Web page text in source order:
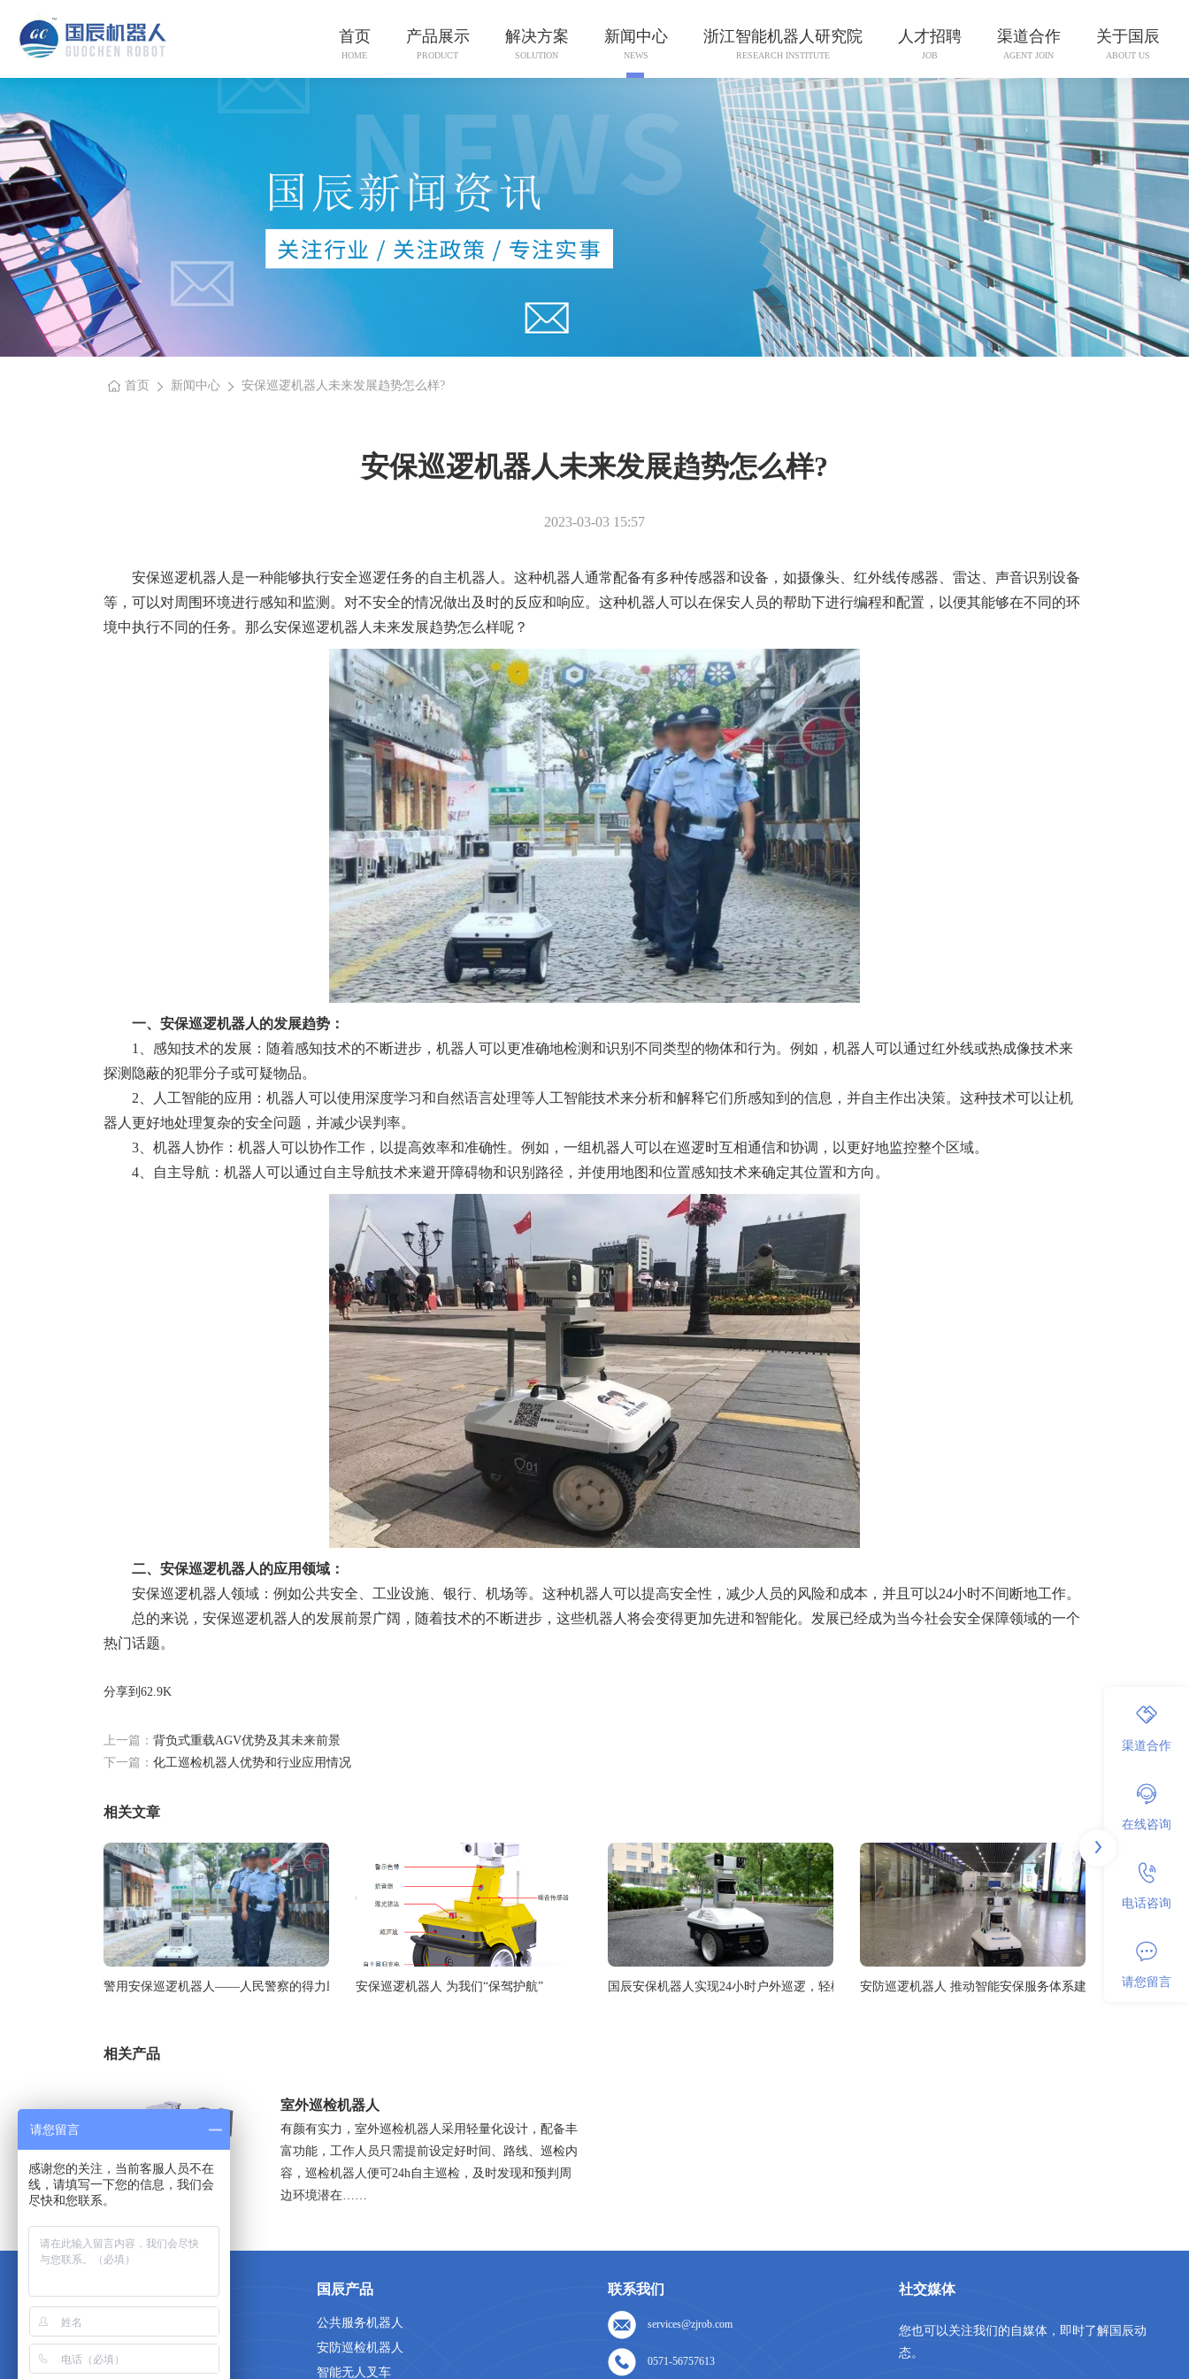
首页
HOME
产品展示
PRODUCT
解决方案
SOLUTION
新闻中心
NEWS
浙江智能机器人研究院
RESEARCH INSTITUTE
人才招聘
JOB
渠道合作
AGENT JOIN
关于国辰
ABOUT US
首页 新闻中心 安保巡逻机器人未来发展趋势怎么样?
安保巡逻机器人未来发展趋势怎么样?
2023-03-03 15:57
安保巡逻机器人是一种能够执行安全巡逻任务的自主机器人。这种机器人通常配备有多种传感器和设备，如摄像头、红外线传感器、雷达、声音识别设备
等，可以对周围环境进行感知和监测。对不安全的情况做出及时的反应和响应。这种机器人可以在保安人员的帮助下进行编程和配置，以便其能够在不同的环
境中执行不同的任务。那么安保巡逻机器人未来发展趋势怎么样呢？
一、安保巡逻机器人的发展趋势：
1、感知技术的发展：随着感知技术的不断进步，机器人可以更准确地检测和识别不同类型的物体和行为。例如，机器人可以通过红外线或热成像技术来
探测隐蔽的犯罪分子或可疑物品。
2、人工智能的应用：机器人可以使用深度学习和自然语言处理等人工智能技术来分析和解释它们所感知到的信息，并自主作出决策。这种技术可以让机
器人更好地处理复杂的安全问题，并减少误判率。
3、机器人协作：机器人可以协作工作，以提高效率和准确性。例如，一组机器人可以在巡逻时互相通信和协调，以更好地监控整个区域。
4、自主导航：机器人可以通过自主导航技术来避开障碍物和识别路径，并使用地图和位置感知技术来确定其位置和方向。
二、安保巡逻机器人的应用领域：
安保巡逻机器人领域：例如公共安全、工业设施、银行、机场等。这种机器人可以提高安全性，减少人员的风险和成本，并且可以24小时不间断地工作。
总的来说，安保巡逻机器人的发展前景广阔，随着技术的不断进步，这些机器人将会变得更加先进和智能化。发展已经成为当今社会安全保障领域的一个
热门话题。
分享到 62.9K
上一篇： 背负式重载AGV优势及其未来前景
下一篇： 化工巡检机器人优势和行业应用情况
相关文章
警用安保巡逻机器人——人民警察的得力助手 安保巡逻机器人 为我们“保驾护航” 国辰安保机器人实现24小时户外巡逻，轻松完成任务安防巡逻机器人 推动智能安保服务体系建设
相关产品
室外巡检机器人
有颜有实力，室外巡检机器人采用轻量化设计，配备丰
富功能，工作人员只需提前设定好时间、路线、巡检内
容，巡检机器人便可24h自主巡检，及时发现和预判周
边环境潜在……
首页
关于我们
人才招聘
国辰产品
公共服务机器人
安防巡检机器人
智能无人叉车
联系我们
services@zjrob.com
0571-56757613
社交媒体
您也可以关注我们的自媒体，即时了解国辰动
态。
渠道合作
在线咨询
电话咨询
请您留言
请您留言
感谢您的关注，当前客服人员不在
线，请填写一下您的信息，我们会
尽快和您联系。